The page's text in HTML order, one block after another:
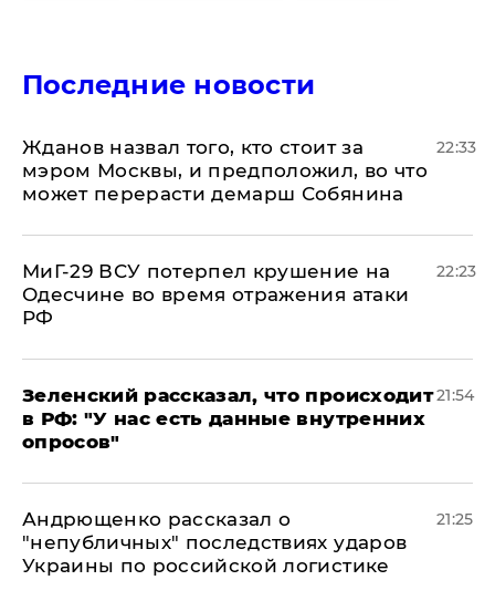
Последние новости
Жданов назвал того, кто стоит за
мэром Москвы, и предположил, во что
может перерасти демарш Собянина
22:33
МиГ-29 ВСУ потерпел крушение на
Одесчине во время отражения атаки
РФ
22:23
​Зеленский рассказал, что происходит
в РФ: "У нас есть данные внутренних
опросов"
21:54
Андрющенко рассказал о
"непубличных" последствиях ударов
Украины по российской логистике
21:25